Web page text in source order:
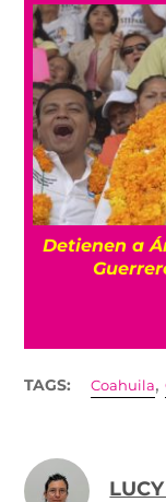
Detienen a
TAGS: Coahuila,